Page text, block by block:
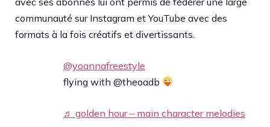
communauté sur Instagram et YouTube avec des
formats à la fois créatifs et divertissants.
@yoannafreestyle
flying with @theoadb
♬ golden hour – main character melodies